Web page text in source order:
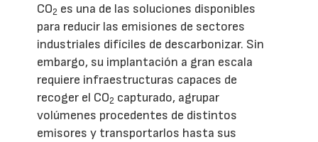
CO2 es una de las soluciones disponibles
para reducir las emisiones de sectores
industriales difíciles de descarbonizar. Sin
embargo, su implantación a gran escala
requiere infraestructuras capaces de
recoger el CO2 capturado, agrupar
volúmenes procedentes de distintos
emisores y transportarlos hasta sus